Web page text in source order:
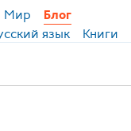
Мир Блог
язык Книги